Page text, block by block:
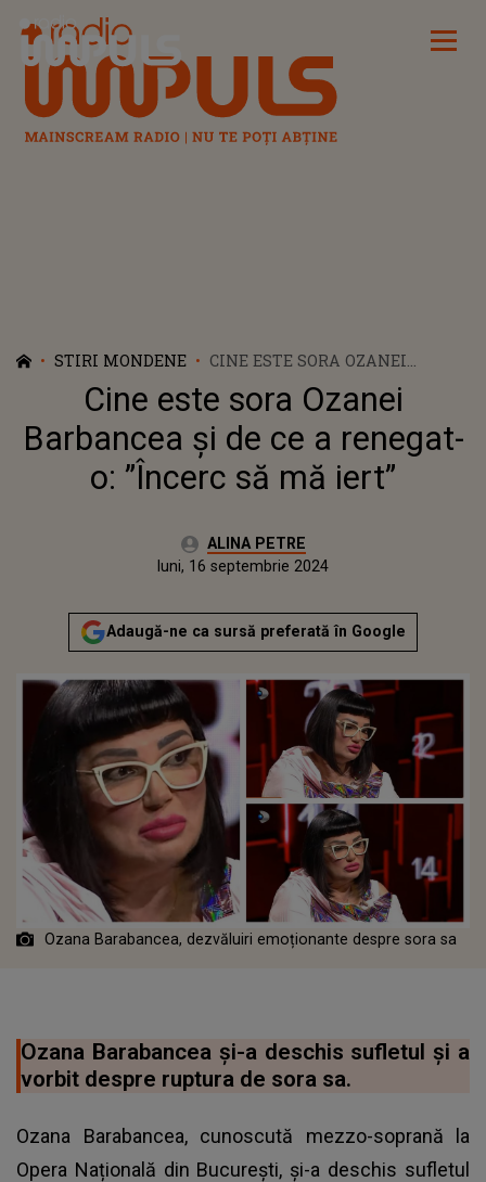
Radio Impuls
STIRI MONDENE
CINE ESTE SORA OZANEI
BARBANCEA ȘI DE CE A
RENEGAT-O: ”ÎNCERC SĂ MĂ
IERT”
Cine este sora Ozanei
Barbancea și de ce a renegat-
o: ”Încerc să mă iert”
Autor:ALINA PETRE
luni, 16 septembrie 2024Actualizat:
luni, 16 septembrie 2024
Adaugă-ne ca sursă preferată în Google
Ozana Barabancea, dezvăluiri emoționante despre sora sa
Ozana Barabancea și-a deschis sufletul și a
vorbit despre ruptura de sora sa.
Ozana Barabancea, cunoscută mezzo-soprană la
Opera Națională din București, și-a deschis sufletul